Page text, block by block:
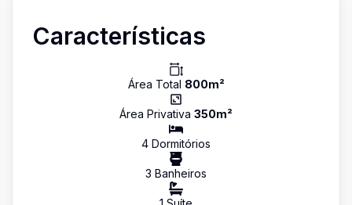
Características
Área Total 800m²
Área Privativa 350m²
4 Dormitórios
3 Banheiros